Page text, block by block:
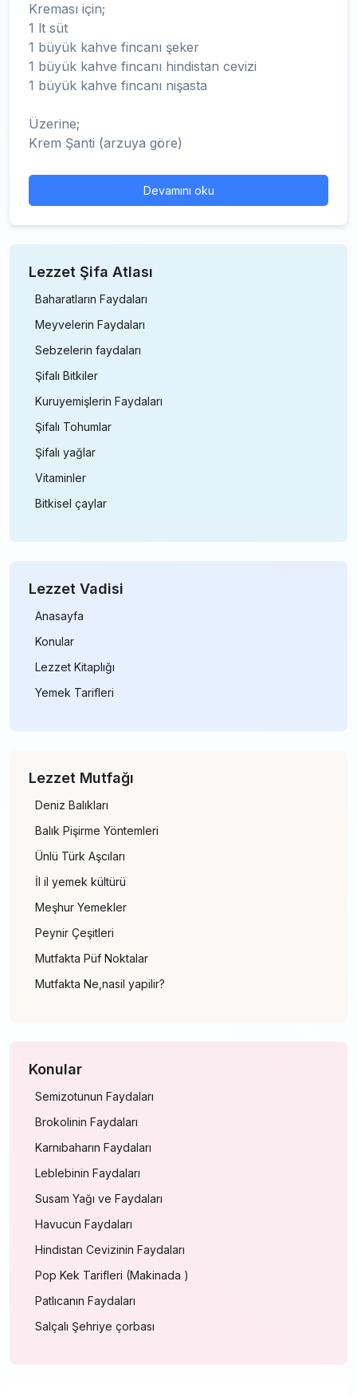
Kreması için;
1 lt süt
1 büyük kahve fincanı şeker
1 büyük kahve fincanı hindistan cevizi
1 büyük kahve fincanı nişasta
Üzerine;
Krem Şanti (arzuya göre)
Devamını oku
Lezzet Şifa Atlası
Baharatların Faydaları
Meyvelerin Faydaları
Sebzelerin faydaları
Şifalı Bitkiler
Kuruyemişlerin Faydaları
Şifalı Tohumlar
Şifalı yağlar
Vitaminler
Bitkisel çaylar
Lezzet Vadisi
Anasayfa
Konular
Lezzet Kitaplığı
Yemek Tarifleri
Lezzet Mutfağı
Deniz Balıkları
Balık Pişirme Yöntemleri
Ünlü Türk Aşcıları
İl il yemek kültürü
Meşhur Yemekler
Peynir Çeşitleri
Mutfakta Püf Noktalar
Mutfakta Ne,nasil yapilir?
Konular
Semizotunun Faydaları
Brokolinin Faydaları
Karnıbaharın Faydaları
Leblebinin Faydaları
Susam Yağı ve Faydaları
Havucun Faydaları
Hindistan Cevizinin Faydaları
Pop Kek Tarifleri (Makinada )
Patlıcanın Faydaları
Salçalı Şehriye çorbası